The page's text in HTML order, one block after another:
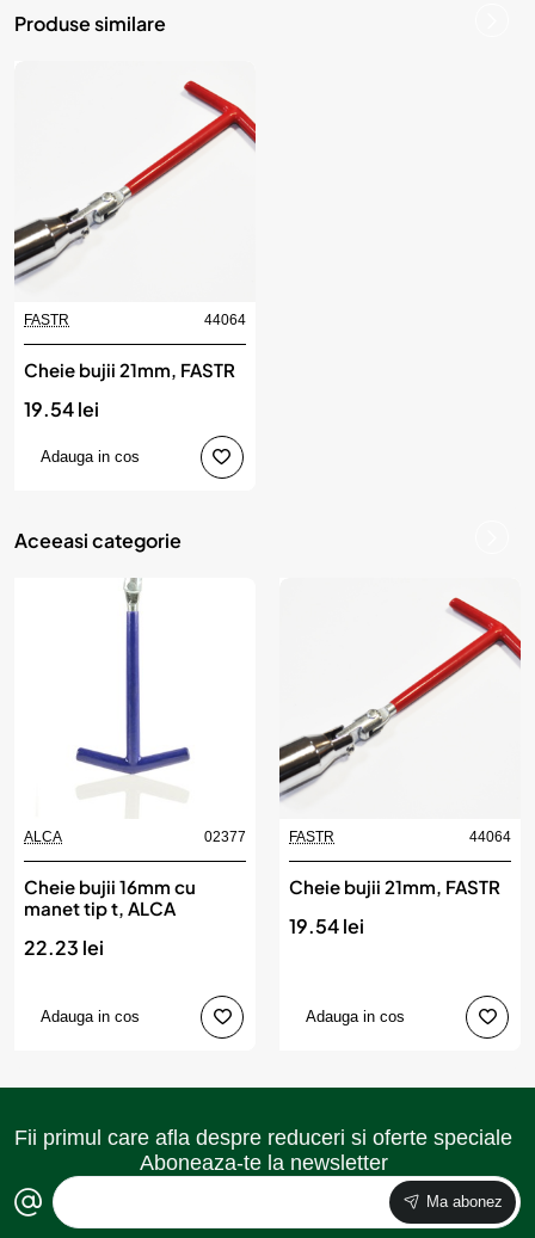
Produse similare
FASTR 44064
Cheie bujii 21mm, FASTR
19.54 lei
Adauga in cos
Aceeasi categorie
ALCA 02377
Cheie bujii 16mm cu
manet tip t, ALCA
22.23 lei
Adauga in cos
FASTR 44064
Cheie bujii 21mm, FASTR
19.54 lei
Adauga in cos
Fii primul care afla despre reduceri si oferte speciale
Aboneaza-te la newsletter
Ma abonez